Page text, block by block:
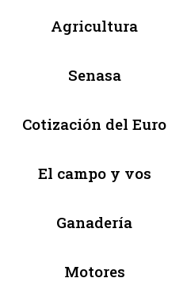
Agricultura
Senasa
Cotización del Euro
El campo y vos
Ganadería
Motores